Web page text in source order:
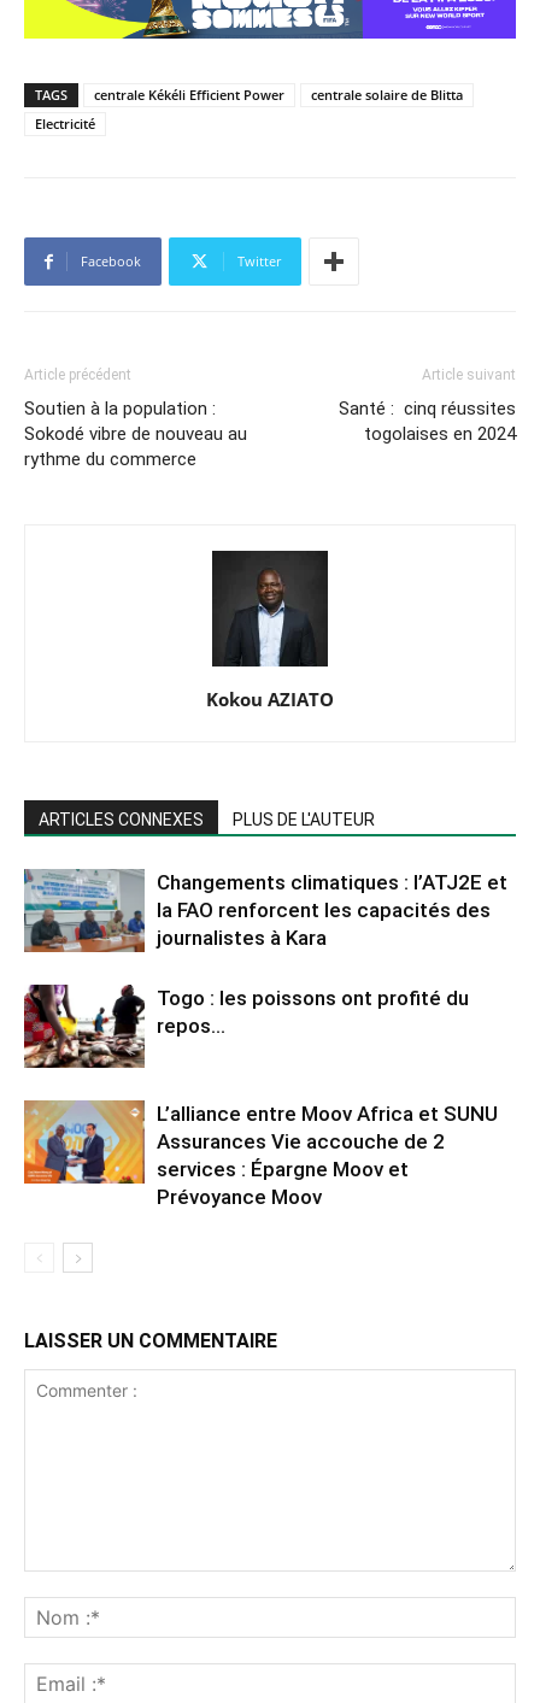
TAGS centrale Kékéli Efficient Power
centrale solaire de Blitta
Electricité
Facebook Twitter
Article précédent
Soutien à la population :
Sokodé vibre de nouveau au
rythme du commerce
Article suivant
Santé : cinq réussites
togolaises en 2024
Kokou AZIATO
ARTICLES CONNEXES PLUS DE L'AUTEUR
Changements climatiques : l’ATJ2E et
la FAO renforcent les capacités des
journalistes à Kara
Togo : les poissons ont profité du
repos…
L’alliance entre Moov Africa et SUNU
Assurances Vie accouche de 2
services : Épargne Moov et
Prévoyance Moov
LAISSER UN COMMENTAIRE